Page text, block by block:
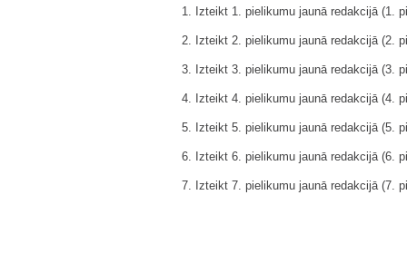
1. Izteikt 1. pielikumu jaunā redakcijā (1.
2. Izteikt 2. pielikumu jaunā redakcijā (2.
3. Izteikt 3. pielikumu jaunā redakcijā (3.
4. Izteikt 4. pielikumu jaunā redakcijā (4.
5. Izteikt 5. pielikumu jaunā redakcijā (5.
6. Izteikt 6. pielikumu jaunā redakcijā (6.
7. Izteikt 7. pielikumu jaunā redakcijā (7.